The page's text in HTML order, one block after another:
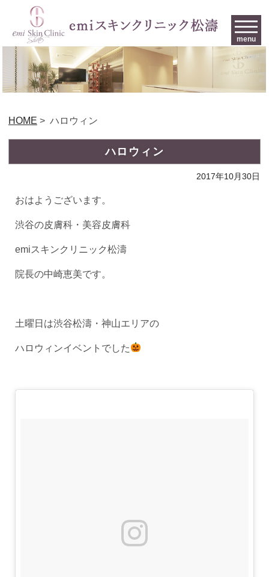
menu
HOME > ハロウィン
ハロウィン
2017年10月30日
おはようございます。
渋谷の皮膚科・美容皮膚科
emiスキンクリニック松濤
院長の中崎恵美です。
土曜日は渋谷松濤・神山エリアの
ハロウィンイベントでした